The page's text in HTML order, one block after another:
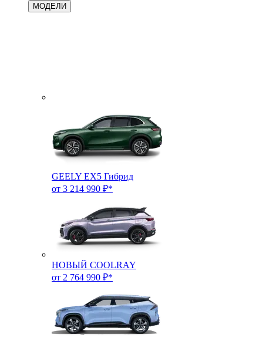
МОДЕЛИ
GEELY EX5 Гибрид
от 3 214 990 ₽*
НОВЫЙ COOLRAY
от 2 764 990 ₽*